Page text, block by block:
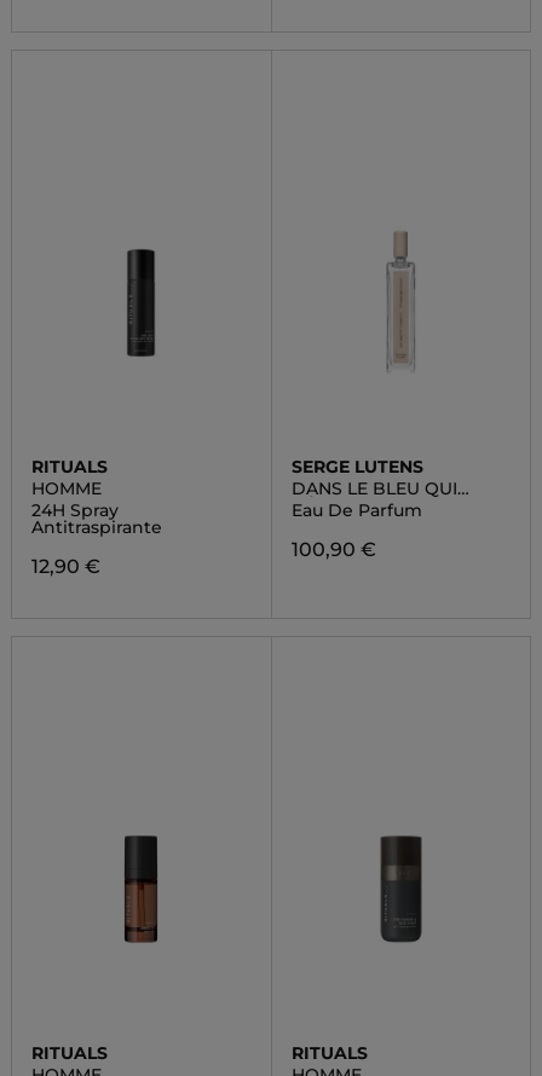
RITUALS
HOMME
24H Spray
Antitraspirante
12,90 €
SERGE LUTENS
DANS LE BLEU QUI
PÉTILLE
Eau De Parfum
100,90 €
RITUALS
RITUALS